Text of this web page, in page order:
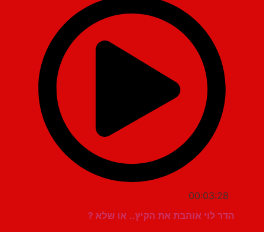
00:03:28
הדר לוי אוהבת את הקיץ.. או שלא ?